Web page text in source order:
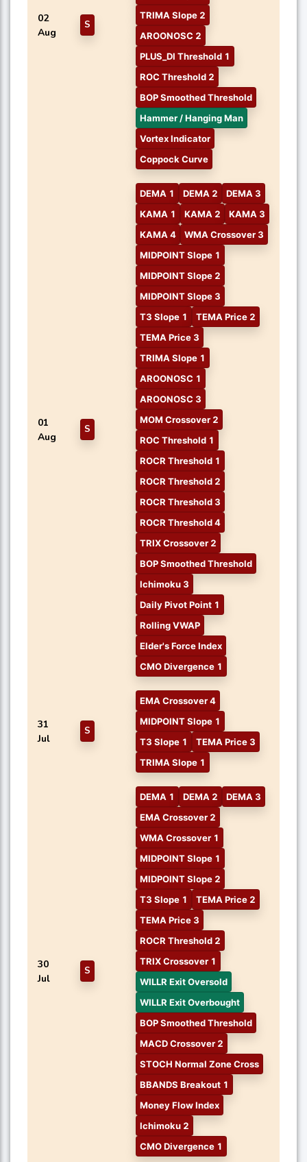
02
Aug
S
TRIMA Slope 2
AROONOSC 2
PLUS_DI Threshold 1
ROC Threshold 2
BOP Smoothed Threshold
Hammer / Hanging Man
Vortex Indicator
Coppock Curve
01
Aug
S
DEMA 1 DEMA 2
DEMA 3
KAMA 1
KAMA 2
KAMA 3
KAMA 4
WMA Crossover 3
MIDPOINT Slope 1
MIDPOINT Slope 2
MIDPOINT Slope 3
T3 Slope 1
TEMA Price 2
TEMA Price 3
TRIMA Slope 1
AROONOSC 1
AROONOSC 3
MOM Crossover 2
ROC Threshold 1
ROCR Threshold 1
ROCR Threshold 2
ROCR Threshold 3
ROCR Threshold 4
TRIX Crossover 2
BOP Smoothed Threshold
Ichimoku 3
Daily Pivot Point 1
Rolling VWAP
Elder's Force Index
CMO Divergence 1
31
Jul
S
EMA Crossover 4
MIDPOINT Slope 1
T3 Slope 1
TEMA Price 3
TRIMA Slope 1
30
Jul
S
DEMA 1 DEMA 2
DEMA 3
EMA Crossover 2
WMA Crossover 1
MIDPOINT Slope 1
MIDPOINT Slope 2
T3 Slope 1
TEMA Price 2
TEMA Price 3
ROCR Threshold 2
TRIX Crossover 1
WILLR Exit Oversold
WILLR Exit Overbought
BOP Smoothed Threshold
MACD Crossover 2
STOCH Normal Zone Cross
BBANDS Breakout 1
Money Flow Index
Ichimoku 2
CMO Divergence 1